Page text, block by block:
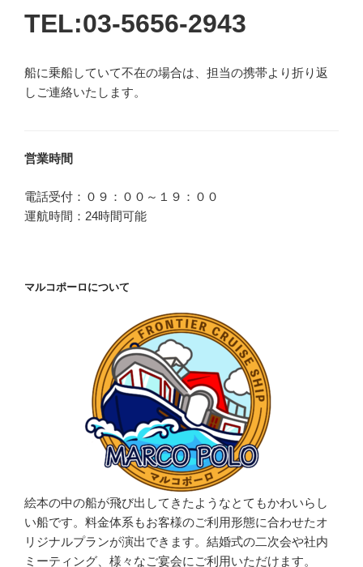
TEL:03-5656-2943
船に乗船していて不在の場合は、担当の携帯より折り返
しご連絡いたします。
営業時間
電話受付：０９：００～１９：００
運航時間：24時間可能
マルコポーロについて
絵本の中の船が飛び出してきたようなとてもかわいらし
い船です。料金体系もお客様のご利用形態に合わせたオ
リジナルプランが演出できます。結婚式の二次会や社内
ミーティング、様々なご宴会にご利用いただけます。